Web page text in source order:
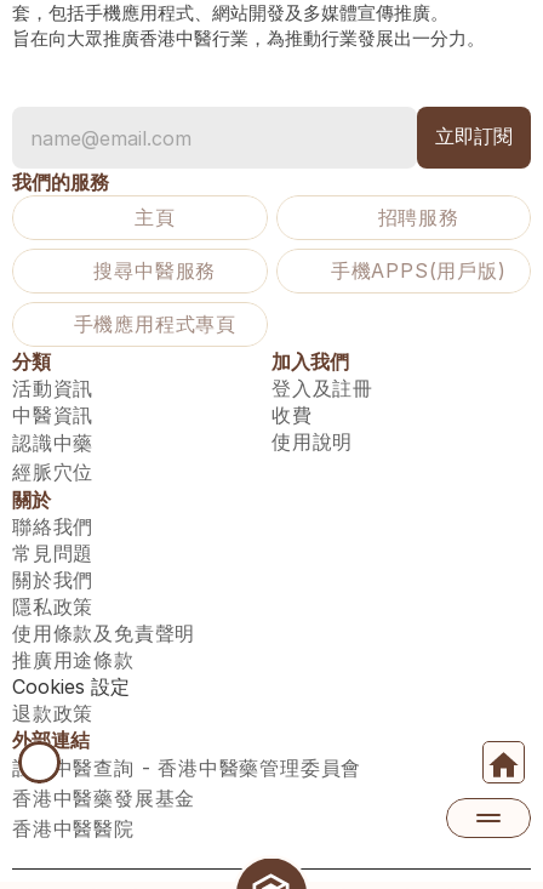
套，包括手機應用程式、網站開發及多媒體宣傳推廣。
旨在向大眾推廣香港中醫行業，為推動行業發展出一分力。
我們的服務
主頁
招聘服務
搜尋中醫服務 手機APPS(用戶版)
手機應用程式專頁
分類
活動資訊
中醫資訊
認識中藥
經脈穴位
加入我們
登入及註冊
收費
使用說明
關於
聯絡我們
常見問題
關於我們
隱私政策
使用條款及免責聲明
推廣用途條款
Cookies 設定
退款政策
外部連結
註冊中醫查詢 - 香港中醫藥管理委員會
香港中醫藥發展基金
香港中醫醫院